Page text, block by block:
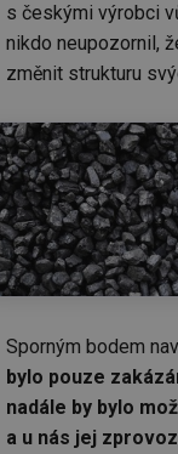
s českými výrobci
nikdo neupozornil,
změnit strukturu
Sporným bodem
bylo pouze
nadále by bylo
a u nás jej